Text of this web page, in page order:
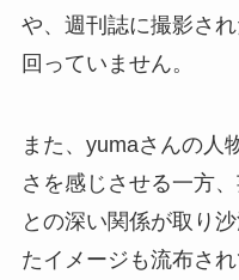
や、週刊誌に撮影さ
回っていません。
また、yumaさんの人
さを感じさせる一方
との深い関係が取り
たイメージも流布さ